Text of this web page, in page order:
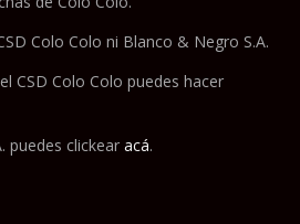
Colo Colo ni Blanco & Negro S.A.
CSD Colo Colo puedes hacer
puedes clickear acá.